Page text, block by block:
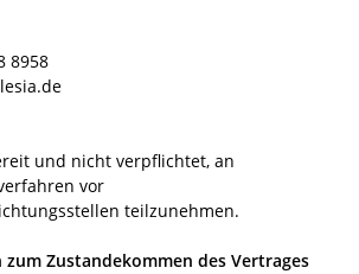
8958
und nicht verpflichtet, an
vor
teilzunehmen.
Zustandekommen des Vertrages